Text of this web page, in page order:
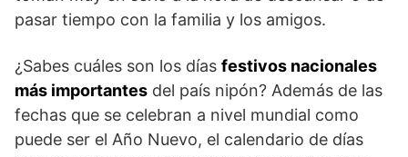
pasar tiempo con la familia y los amigos.
¿Sabes cuáles son los días festivos nacionales
más importantes del país nipón? Además de las
fechas que se celebran a nivel mundial como
puede ser el Año Nuevo, el calendario de días